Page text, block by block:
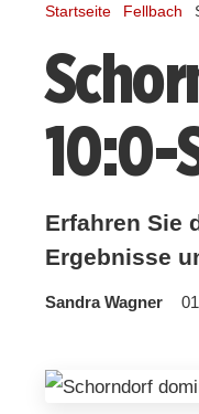
Startseite Fellbach
10:0-
Erfahren Sie
Ergebnisse
Sandra Wagner